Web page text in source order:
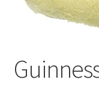
Корзина
Сигары